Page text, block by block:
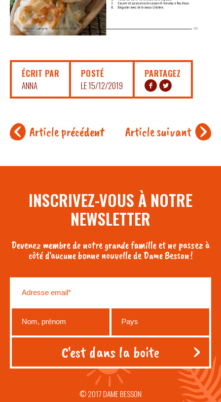
ÉCRIT PAR
ANNA
POSTÉ
LE 15/12/2019
PARTAGEZ
Article précédent Article suivant
INSCRIVEZ-VOUS À NOTRE
NEWSLETTER
Devenez membre de notre grande famille et ne passez à
côté d'aucune bonne nouvelle de Dame Besson !
© 2017 DAME BESSON